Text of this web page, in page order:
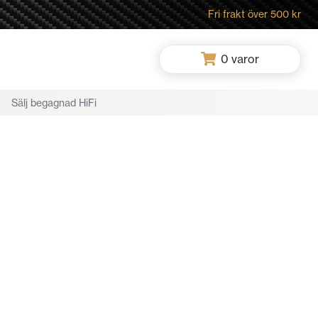
Fri frakt över 500 kr
0 varor
Sälj begagnad HiFi